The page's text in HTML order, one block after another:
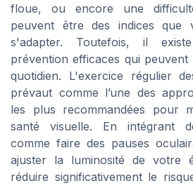
floue, ou encore une
peuvent être des indices que
s'adapter. Toutefois, il
prévention efficaces qui
quotidien. L'exercice régulier
prévaut comme l’une des
les plus recommandées pour
santé visuelle. En intégrant
comme faire des pauses
ajuster la luminosité de votre
réduire significativement le